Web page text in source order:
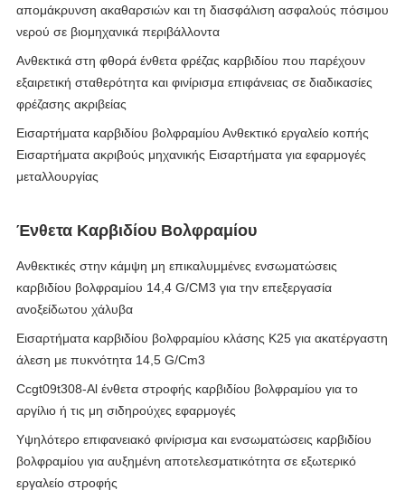
απομάκρυνση ακαθαρσιών και τη διασφάλιση ασφαλούς πόσιμου
νερού σε βιομηχανικά περιβάλλοντα
Ανθεκτικά στη φθορά ένθετα φρέζας καρβιδίου που παρέχουν
εξαιρετική σταθερότητα και φινίρισμα επιφάνειας σε διαδικασίες
φρέζασης ακριβείας
Εισαρτήματα καρβιδίου βολφραμίου Ανθεκτικό εργαλείο κοπής
Εισαρτήματα ακριβούς μηχανικής Εισαρτήματα για εφαρμογές
μεταλλουργίας
Ένθετα Καρβιδίου Βολφραμίου
Ανθεκτικές στην κάμψη μη επικαλυμμένες ενσωματώσεις
καρβιδίου βολφραμίου 14,4 G/CM3 για την επεξεργασία
ανοξείδωτου χάλυβα
Εισαρτήματα καρβιδίου βολφραμίου κλάσης K25 για ακατέργαστη
άλεση με πυκνότητα 14,5 G/Cm3
Ccgt09t308-Al ένθετα στροφής καρβιδίου βολφραμίου για το
αργίλιο ή τις μη σιδηρούχες εφαρμογές
Υψηλότερο επιφανειακό φινίρισμα και ενσωματώσεις καρβιδίου
βολφραμίου για αυξημένη αποτελεσματικότητα σε εξωτερικό
εργαλείο στροφής